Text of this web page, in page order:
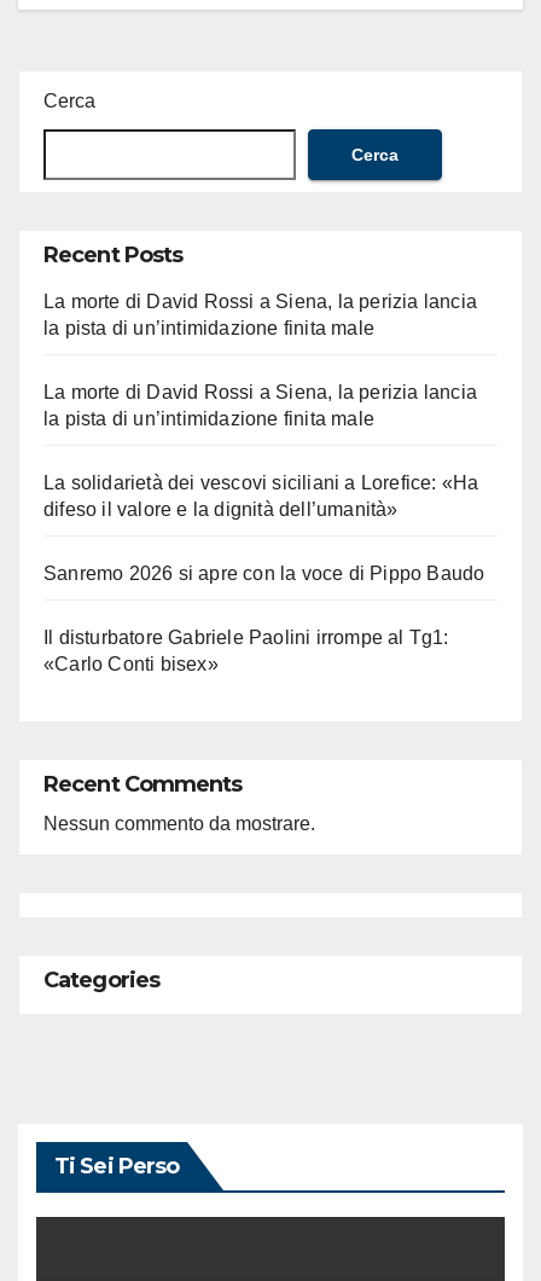
Cerca
Cerca
Recent Posts
La morte di David Rossi a Siena, la perizia lancia
la pista di un’intimidazione finita male
La morte di David Rossi a Siena, la perizia lancia
la pista di un’intimidazione finita male
La solidarietà dei vescovi siciliani a Lorefice: «Ha
difeso il valore e la dignità dell’umanità»
Sanremo 2026 si apre con la voce di Pippo Baudo
Il disturbatore Gabriele Paolini irrompe al Tg1:
«Carlo Conti bisex»
Recent Comments
Nessun commento da mostrare.
Categories
Ti Sei Perso